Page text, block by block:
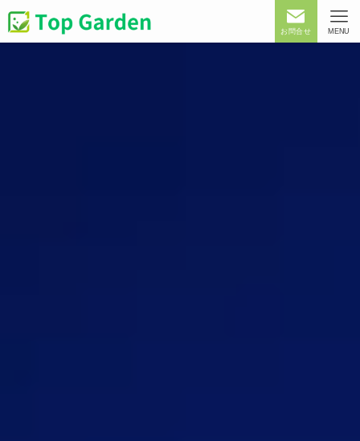
お問合せ MENU